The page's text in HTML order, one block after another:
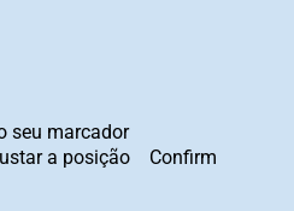
seu marcador
a posição
Confirm